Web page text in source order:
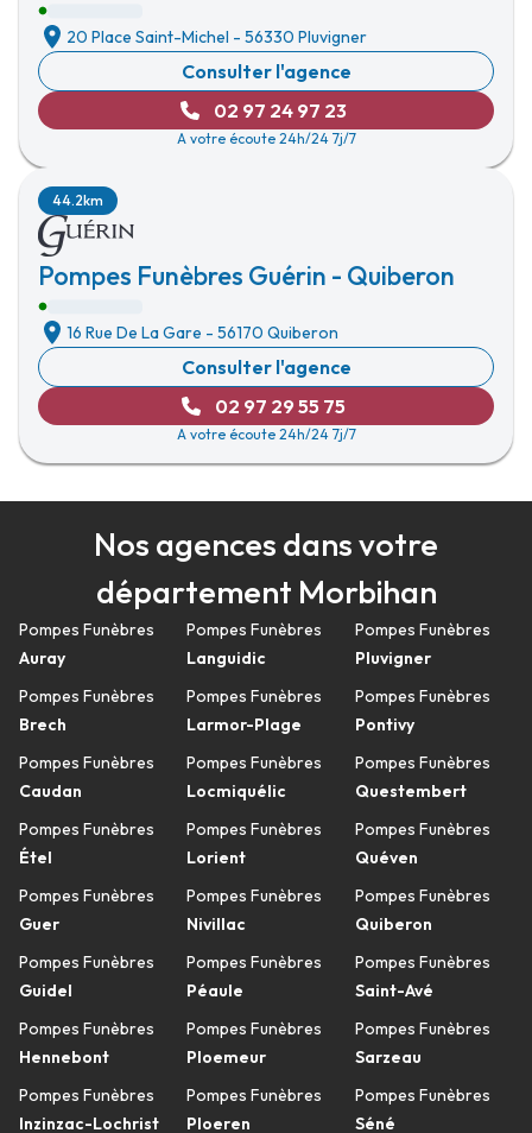
20 Place Saint-Michel - 56330 Pluvigner
Consulter l'agence
02 97 24 97 23
A votre écoute 24h/24 7j/7
Pompes Funèbres Guérin - Quiberon
44.2km
16 Rue De La Gare - 56170 Quiberon
Consulter l'agence
02 97 29 55 75
A votre écoute 24h/24 7j/7
Nos agences dans votre
département Morbihan
Pompes Funèbres
Auray
Pompes Funèbres
Brech
Pompes Funèbres
Caudan
Pompes Funèbres
Étel
Pompes Funèbres
Guer
Pompes Funèbres
Guidel
Pompes Funèbres
Hennebont
Pompes Funèbres
Inzinzac-Lochrist
Pompes Funèbres
Languidic
Pompes Funèbres
Larmor-Plage
Pompes Funèbres
Locmiquélic
Pompes Funèbres
Lorient
Pompes Funèbres
Nivillac
Pompes Funèbres
Péaule
Pompes Funèbres
Ploemeur
Pompes Funèbres
Ploeren
Pompes Funèbres
Pluvigner
Pompes Funèbres
Pontivy
Pompes Funèbres
Questembert
Pompes Funèbres
Quéven
Pompes Funèbres
Quiberon
Pompes Funèbres
Saint-Avé
Pompes Funèbres
Sarzeau
Pompes Funèbres
Séné